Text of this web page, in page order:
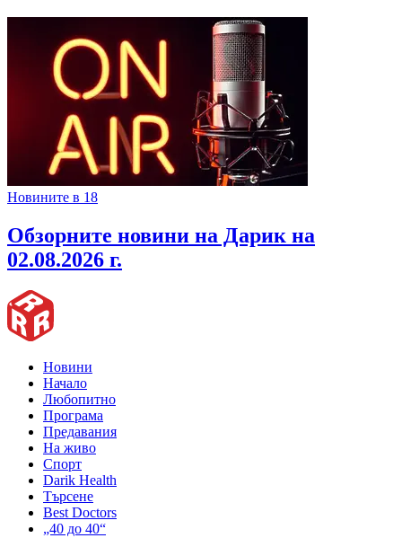
Новините в 18
Обзорните новини на Дарик на
02.08.2026 г.
Новини
Начало
Любопитно
Програма
Предавания
На живо
Спорт
Darik Health
Търсене
Best Doctors
„40 до 40“